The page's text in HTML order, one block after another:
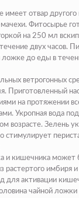
имеет отвар другого
Фитосырье
на 250 мл
двух часов.
ложке до еды в
ветрогонных
Приготовленный
на протяжении
Укропная вода
возрасте. Зелень
стимулирует
и кишечника может
растертого имбиря
для активации
чайной ложки